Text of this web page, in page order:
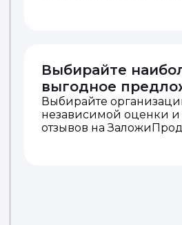
Выбирайте
выгодное
Выбирайте
независимой оценки и
отзывов на